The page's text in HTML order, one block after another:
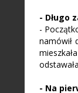
- Długo
-
namówił
- Na